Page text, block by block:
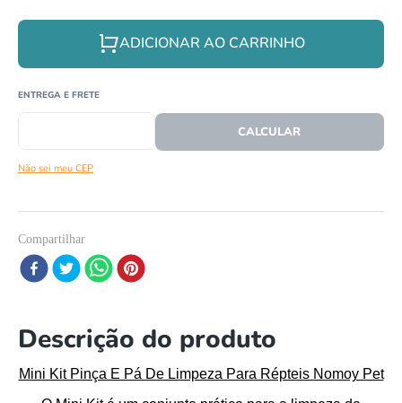
ADICIONAR AO CARRINHO
Não sei meu CEP
CALCULAR O FRETE
Compartilhar
Descrição do produto
Mini Kit Pinça E Pá De Limpeza Para Répteis Nomoy Pet